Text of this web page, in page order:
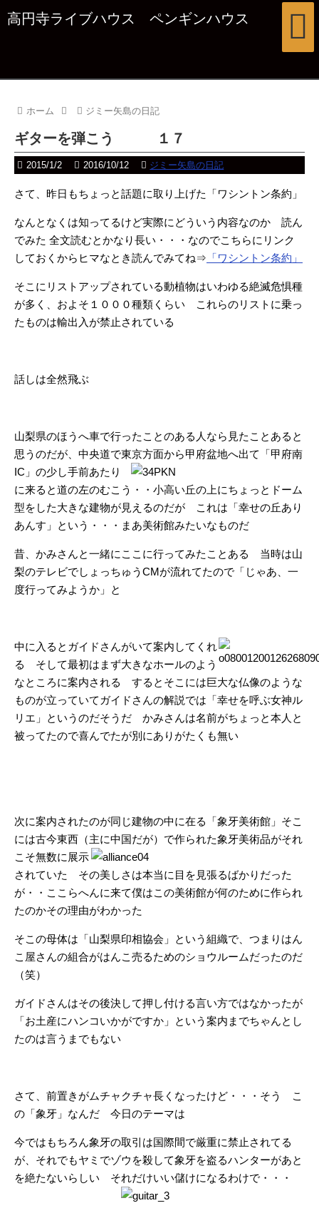
高円寺ライブハウス ペンギンハウス
ホーム ジミー矢島の日記
ギターを弾こう １７
2015/1/2 2016/10/12 ジミー矢島の日記
さて、昨日もちょっと話題に取り上げた「ワシントン条約」
なんとなくは知ってるけど実際にどういう内容なのか 読ん
でみた 全文読むとかなり長い・・・なのでこちらにリンク
しておくからヒマなとき読んでみてね⇒ 「ワシントン条約」
そこにリストアップされている動植物はいわゆる絶滅危惧種
が多く、およそ１０００種類くらい これらのリストに乗っ
たものは輸出入が禁止されている
話しは全然飛ぶ
山梨県のほうへ車で行ったことのある人なら見たことあると
思うのだが、中央道で東京方面から甲府盆地へ出て
「甲府南
IC」の少し手前あたり
に来ると道の左のむこう・・小高い丘の上にちょっとドーム
型をした大きな建物が見えるのだが これは「幸せの丘あり
あんす」という・・・まあ美術館みたいなものだ
昔、かみさんと一緒にここに行ってみたことある 当時は山
梨のテレビでしょっちゅうCMが流れてたので「じゃあ、一
度行ってみようか」と
中に入るとガイドさんがいて案内してくれ
る そして最初はまず大きなホールのよう
なところに案内される するとそこには巨大な仏像のような
ものが立っていてガイドさんの解説では「幸せを呼ぶ女神ル
リエ」というのだそうだ かみさんは名前がちょっと本人と
被ってたので喜んでたが別にありがたくも無い
次に案内されたのが同じ建物の中に在る「象牙美術館」そこ
には古今東西（主に中国だが）で作られた象牙美術品がそれ
こそ無数に展示
されていた その美しさは本当に目を見張るばかりだった
が・・ここらへんに来て僕はこの美術館が何のために作られ
たのかその理由がわかった
そこの母体は「山梨県印相協会」という組織で、つまりはん
こ屋さんの組合がはんこ売るためのショウルームだったのだ
（笑）
ガイドさんはその後決して押し付ける言い方ではなかったが
「お土産にハンコいかがですか」という案内までちゃんとし
たのは言うまでもない
さて、前置きがムチャクチャ長くなったけど・・・そう こ
の「象牙」なんだ 今日のテーマは
今ではもちろん象牙の取引は国際間で厳重に禁止されてる
が、それでもヤミでゾウを殺して象牙を盗るハンターがあと
を絶たないらしい それだけいい儲けになるわけで・・・